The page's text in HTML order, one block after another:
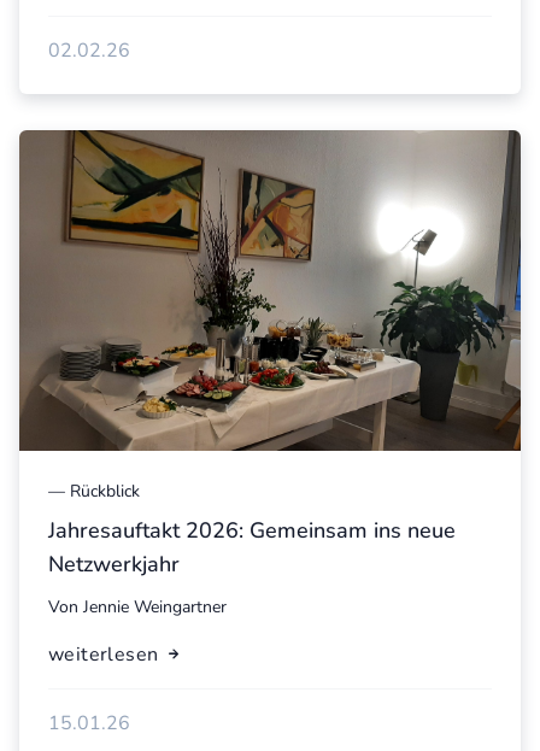
02.02.26
— Rückblick
Jahresauftakt 2026: Gemeinsam ins neue
Netzwerkjahr
Von Jennie Weingartner
weiterlesen
15.01.26